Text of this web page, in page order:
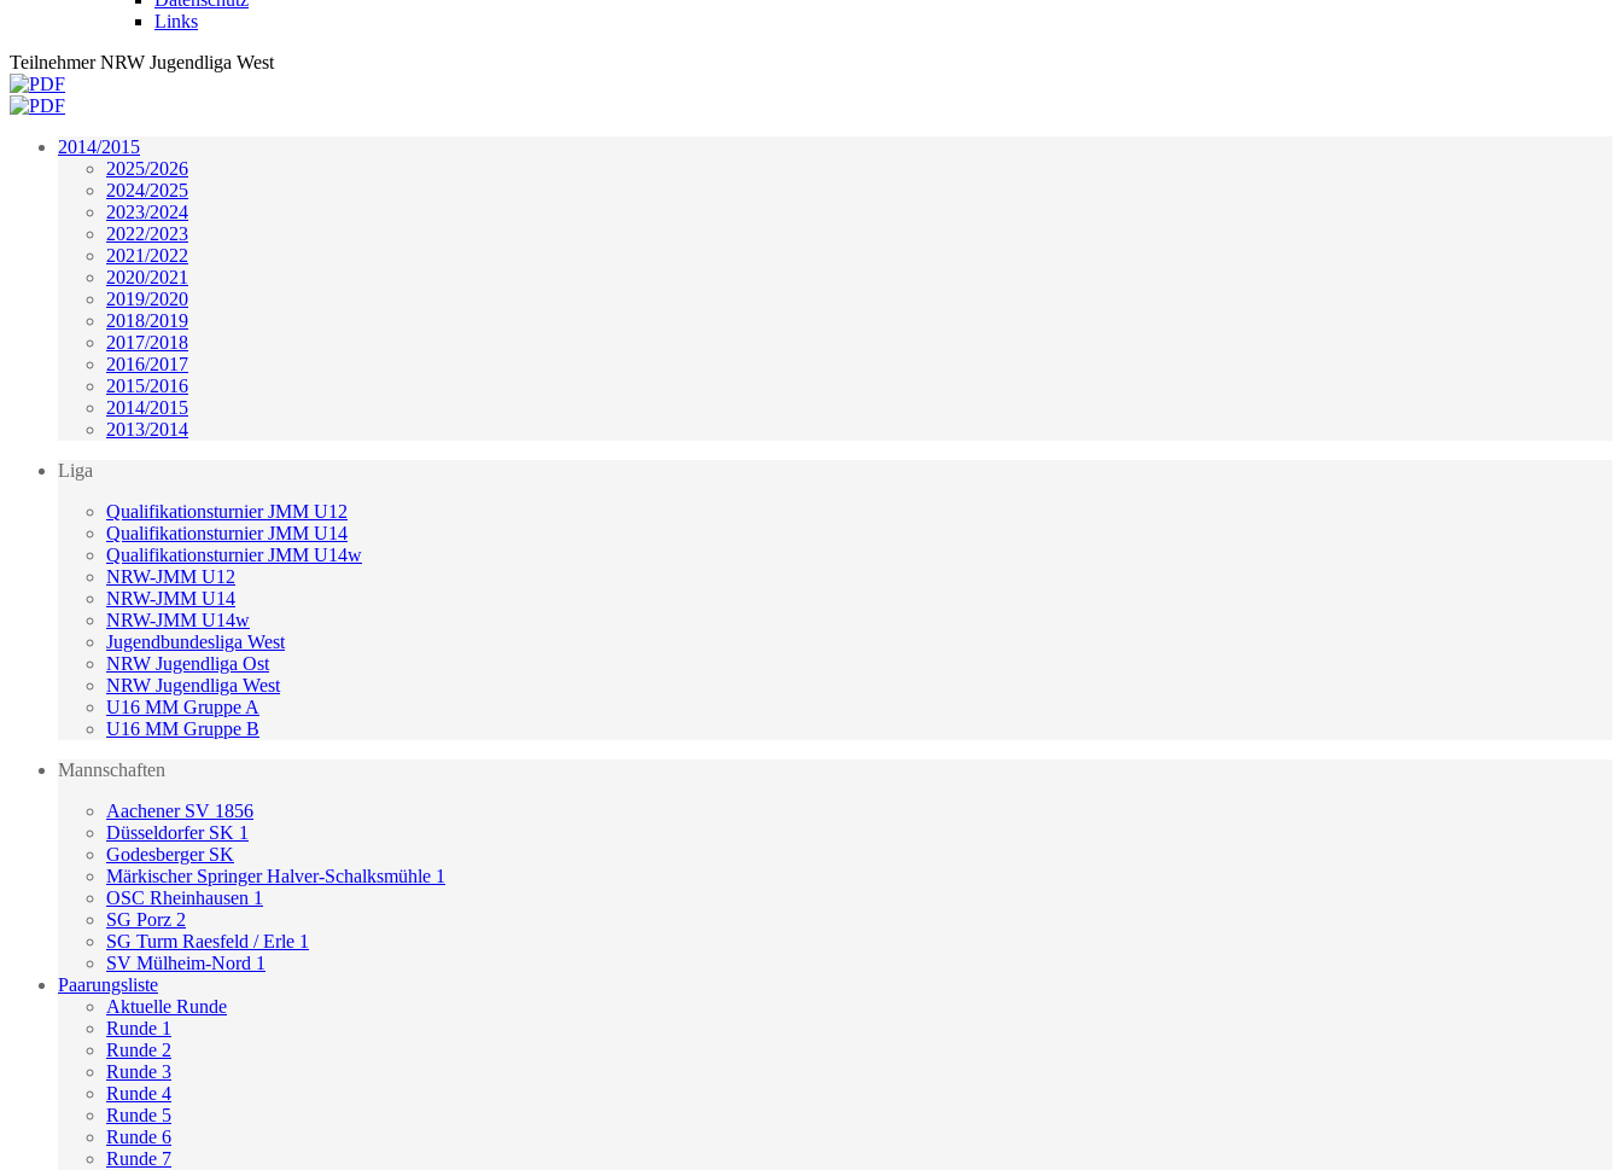
Links
Teilnehmer NRW Jugendliga West
2014/2015
2025/2026
2024/2025
2023/2024
2022/2023
2021/2022
2020/2021
2019/2020
2018/2019
2017/2018
2016/2017
2015/2016
2014/2015
2013/2014
Liga
Qualifikationsturnier JMM U12
Qualifikationsturnier JMM U14
Qualifikationsturnier JMM U14w
NRW-JMM U12
NRW-JMM U14
NRW-JMM U14w
Jugendbundesliga West
NRW Jugendliga Ost
NRW Jugendliga West
U16 MM Gruppe A
U16 MM Gruppe B
Mannschaften
Aachener SV 1856
Düsseldorfer SK 1
Godesberger SK
Märkischer Springer Halver-Schalksmühle 1
OSC Rheinhausen 1
SG Porz 2
SG Turm Raesfeld / Erle 1
SV Mülheim-Nord 1
Paarungsliste
Aktuelle Runde
Runde 1
Runde 2
Runde 3
Runde 4
Runde 5
Runde 6
Runde 7